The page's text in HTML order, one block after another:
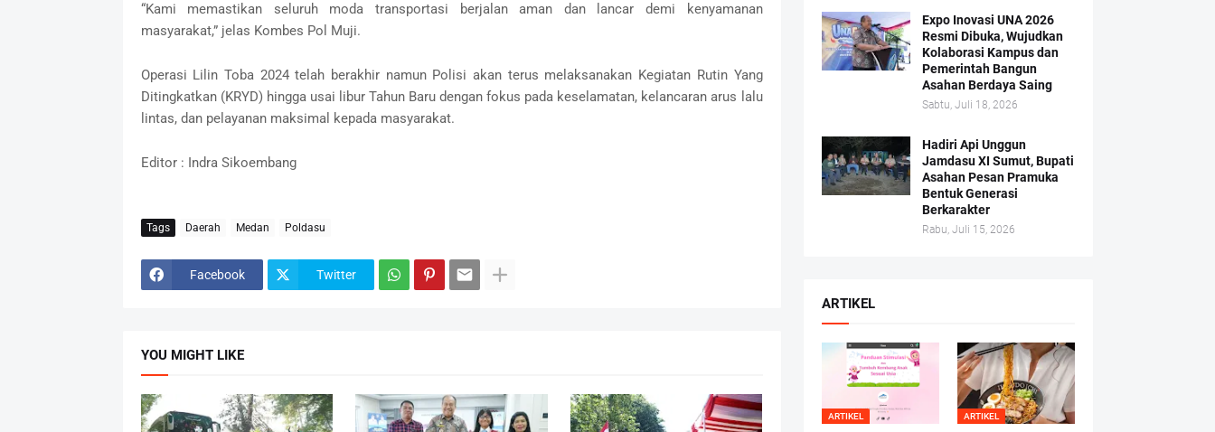
“Kami memastikan seluruh moda transportasi berjalan aman dan lancar demi kenyamanan
masyarakat,” jelas Kombes Pol Muji.
Operasi Lilin Toba 2024 telah berakhir namun Polisi akan terus melaksanakan Kegiatan Rutin Yang
Ditingkatkan (KRYD) hingga usai libur Tahun Baru dengan fokus pada keselamatan, kelancaran arus lalu
lintas, dan pelayanan maksimal kepada masyarakat.
Editor : Indra Sikoembang
Tags Daerah Medan Poldasu
Facebook Twitter
YOU MIGHT LIKE
Expo Inovasi UNA 2026
Resmi Dibuka, Wujudkan
Kolaborasi Kampus dan
Pemerintah Bangun
Asahan Berdaya Saing
Sabtu, Juli 18, 2026
Hadiri Api Unggun
Jamdasu XI Sumut, Bupati
Asahan Pesan Pramuka
Bentuk Generasi
Berkarakter
Rabu, Juli 15, 2026
ARTIKEL
ARTIKEL ARTIKEL